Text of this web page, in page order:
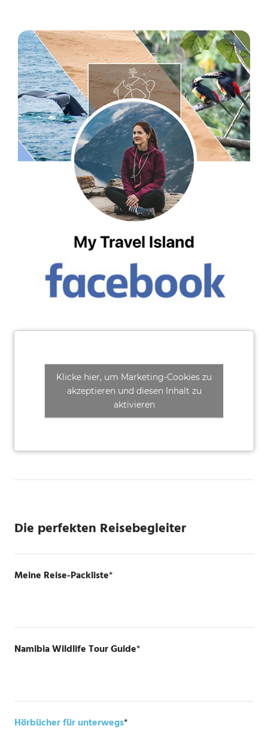
Klicke hier, um Marketing-Cookies zu
akzeptieren und diesen Inhalt zu
aktivieren
Die perfekten Reisebegleiter
Meine Reise-Packliste*
Namibia Wildlife Tour Guide*
Hörbücher für unterwegs*